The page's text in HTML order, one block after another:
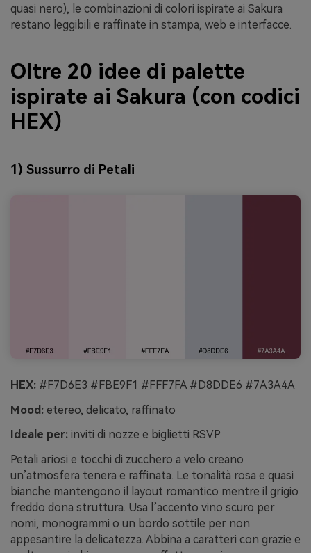
quasi nero), le combinazioni di colori ispirate ai Sakura
restano leggibili e raffinate in stampa, web e interfacce.
Oltre 20 idee di palette
ispirate ai Sakura (con codici
HEX)
1) Sussurro di Petali
HEX: #F7D6E3 #FBE9F1 #FFF7FA #D8DDE6 #7A3A4A
Mood: etereo, delicato, raffinato
Ideale per: inviti di nozze e biglietti RSVP
Petali ariosi e tocchi di zucchero a velo creano
un’atmosfera tenera e raffinata. Le tonalità rosa e quasi
bianche mantengono il layout romantico mentre il grigio
freddo dona struttura. Usa l’accento vino scuro per
nomi, monogrammi o un bordo sottile per non
appesantire la delicatezza. Abbina a caratteri con grazie e